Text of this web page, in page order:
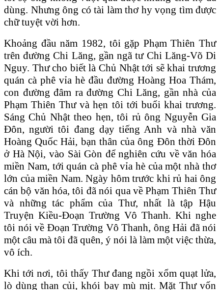
dùng. Nhưng ông có tài làm thơ hy vọng tìm được
chữ tuyệt vời hơn.
Khoảng đầu năm 1982, tôi gặp Phạm Thiên Thư
trên đường Chi Lăng, gần ngã tư Chi Lăng-Võ Di
Nguy. Thư cho biết là Chủ Nhật tới sẽ khai trương
quán cà phê vỉa hè đầu đường Hoàng Hoa Thám,
con đường đâm ra đường Chi Lăng, gần nhà của
Phạm Thiên Thư và hẹn tôi tới buổi khai trương.
Sáng Chủ Nhật theo hẹn, tôi rủ ông Nguyễn Gia
Đôn, người tôi đang dạy tiếng Anh và nhà văn
Hoàng Quốc Hải, bạn thân của ông Đôn thời Đôn
ở Hà Nội, vào Sài Gòn để nghiên cứu về văn hóa
miền Nam, tới quán cà phê vỉa hè của một nhà thơ
lớn của miền Nam. Ngày hôm trước khi rủ hai ông
cán bộ văn hóa, tôi đã nói qua về Phạm Thiên Thư
và những tác phẩm của Thư, nhất là tập Hậu
Truyện Kiều-Đoạn Trường Vô Thanh. Khi nghe
tôi nói về Đoạn Trường Vô Thanh, ông Hải đã nói
một câu mà tôi đã quên, ý nói là làm một việc thừa,
vô ích.
Khi tới nơi, tôi thấy Thư đang ngồi xổm quạt lửa,
lò dùng than củi, khói bay mù mịt. Mặt Thư vốn